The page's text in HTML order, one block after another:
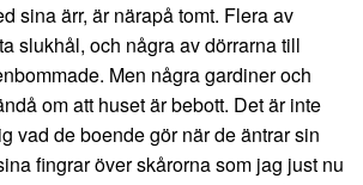
sina ärr, är närapå tomt. Flera av
slukhål, och några av dörrarna till
Men några gardiner och
om att huset är bebott. Det är inte
vad de boende gör när de äntrar sin
fingrar över skårorna som jag just nu